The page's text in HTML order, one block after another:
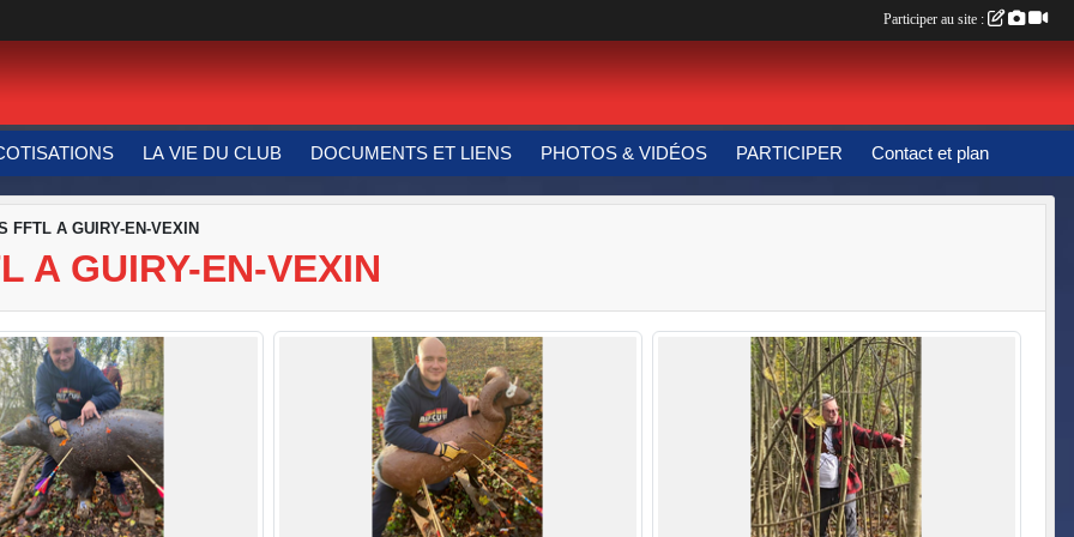
LA VIE DU CLUB DOCUMENTS ET LIENS PHOTOS & VIDÉOS PARTICIPER Contact et plan
FFTL A GUIRY-EN-VEXIN
A GUIRY-EN-VEXIN
Participer au site :